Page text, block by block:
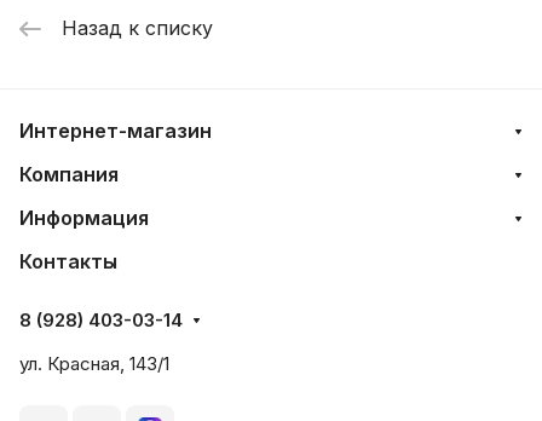
Назад к списку
Интернет-магазин
Компания
Информация
Контакты
8 (928) 403-03-14
ул. Красная, 143/1